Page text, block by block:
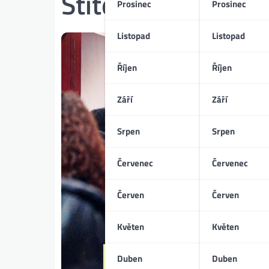
Prosinec
Listopad
Říjen
Září
Srpen
Červenec
Červen
Květen
Duben
Prosinec
Listopad
Říjen
Září
Srpen
Červenec
Červen
Květen
Duben